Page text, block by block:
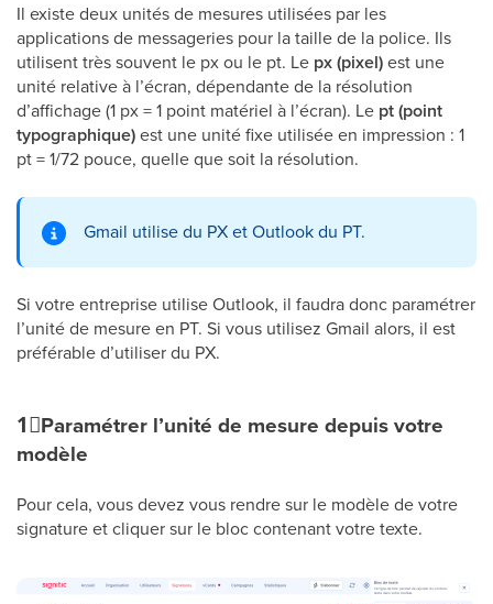
Il existe deux unités de mesures utilisées par les
applications de messageries pour la taille de la police. Ils
utilisent très souvent le px ou le pt. Le px (pixel)est une
unité relative à l’écran, dépendante de la résolution
d’affichage (1 px = 1 point matériel à l’écran). Le pt (point
typographique)est une unité fixe utilisée en impression : 1
pt = 1/72 pouce, quelle que soit la résolution.
Gmail utilise du PX et Outlook du PT.
Si votre entreprise utilise Outlook, il faudra donc paramétrer
l’unité de mesure en PT. Si vous utilisez Gmail alors, il est
préférable d’utiliser du PX.
1⃣Paramétrer l’unité de mesure depuis votre
modèle
Pour cela, vous devez vous rendre sur le modèle de votre
signature et cliquer sur le bloc contenant votre texte.